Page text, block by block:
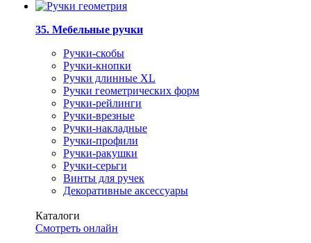
35. Мебельные ручки
Ручки-скобы
Ручки-кнопки
Ручки длинные XL
Ручки геометрических форм
Ручки-рейлинги
Ручки-врезные
Ручки-накладные
Ручки-профили
Ручки-ракушки
Ручки-серьги
Винты для ручек
Декоративные аксессуары
Каталоги
Смотреть онлайн